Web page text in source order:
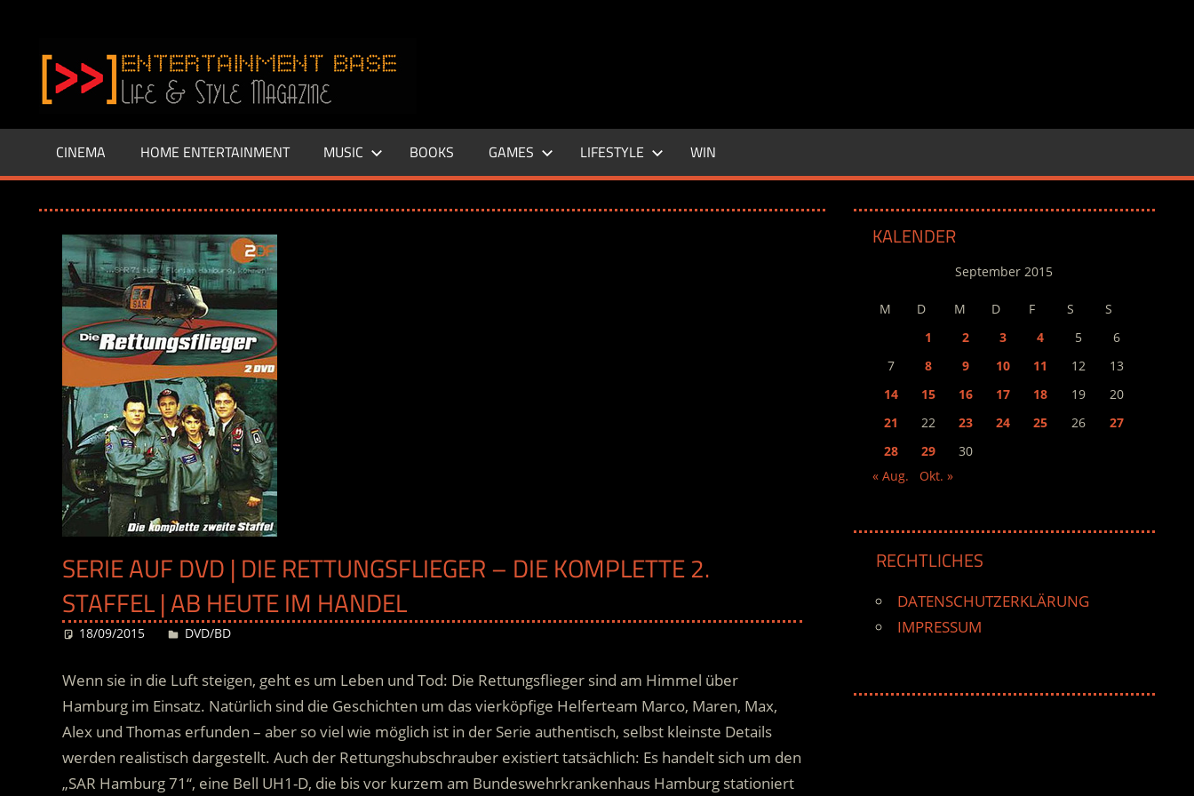
springen
–
LIFE
Base.de
CINEMA HOME ENTERTAINMENT MUSIC BOOKS GAMES LIFESTYLE WIN
SERIE AUF DVD | DIE RETTUNGSFLIEGER – DIE KOMPLETTE 2.
STAFFEL | AB HEUTE IM HANDEL
18/09/2015 Desiree
DVD/BD
Wenn sie in die Luft steigen, geht es um Leben und Tod: Die Rettungsflieger sind am Himmel über
Hamburg im Einsatz. Natürlich sind die Geschichten um das vierköpfige Helferteam Marco, Maren, Max,
Alex und Thomas erfunden – aber so viel wie möglich ist in der Serie authentisch, selbst kleinste Details
werden realistisch dargestellt. Auch der Rettungshubschrauber existiert tatsächlich: Es handelt sich um den
„SAR Hamburg 71“, eine Bell UH1-D, die bis vor kurzem am Bundeswehrkrankenhaus Hamburg stationiert
KALENDER
September 2015
M D M D F S
S
1
2 3 4 5
6
7
8 9 10 11 12
13
14
15 16 17 18 19
20
21
22 23 24 25 26
27
28
29
30
« Aug.
Okt. »
RECHTLICHES
DATENSCHUTZERKLÄRUNG
IMPRESSUM